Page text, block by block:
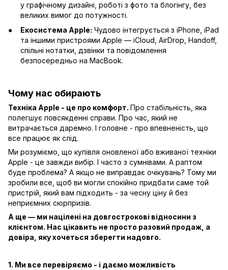
у графічному дизайні, роботі з фото та блогінгу, без
великих вимог до потужності.
Екосистема Apple: Чудово інтегрується з iPhone, iPad
та іншими пристроями Apple — iCloud, AirDrop, Handoff,
спільні нотатки, дзвінки та повідомлення
безпосередньо на MacBook.
Чому нас обирають
Техніка Apple - це про комфорт. Про стабільність, яка
полегшує повсякденні справи. Про час, який не
витрачається даремно. І головне - про впевненість, що
все працює як слід.
Ми розуміємо, що купівля оновленої або вживаної техніки
Apple - це завжди вибір. І часто з сумнівами. А раптом
буде проблема? А якщо не виправдає очікувань? Тому ми
зробили все, щоб ви могли спокійно придбати саме той
пристрій, який вам підходить - за чесну ціну й без
неприємних сюрпризів.
А ще — ми націлені на довгострокові відносини з
клієнтом. Нас цікавить не просто разовий продаж, а
довіра, яку хочеться зберегти надовго.
1. Ми все перевіряємо - і даємо можливість